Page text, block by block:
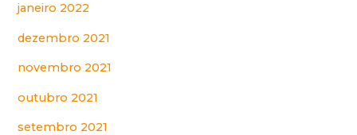
janeiro 2022
dezembro 2021
novembro 2021
outubro 2021
setembro 2021